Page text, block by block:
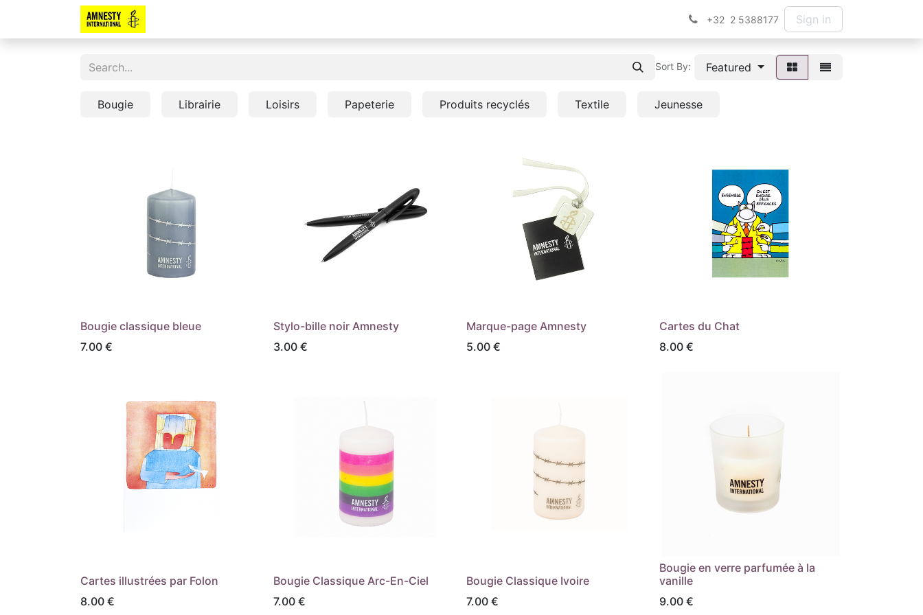
+32 2 5388177 Sign in
Sort By: Featured
Bougie Librairie Loisirs Papeterie Produits recyclés Textile Jeunesse
Bougie classique bleue
7.00 €
Stylo-bille noir Amnesty
3.00 €
Marque-page Amnesty
5.00 €
Cartes du Chat
8.00 €
Cartes illustrées par Folon
8.00 €
Bougie Classique Arc-En-Ciel
7.00 €
Bougie Classique Ivoire
7.00 €
Bougie en verre parfumée à la
vanille
9.00 €